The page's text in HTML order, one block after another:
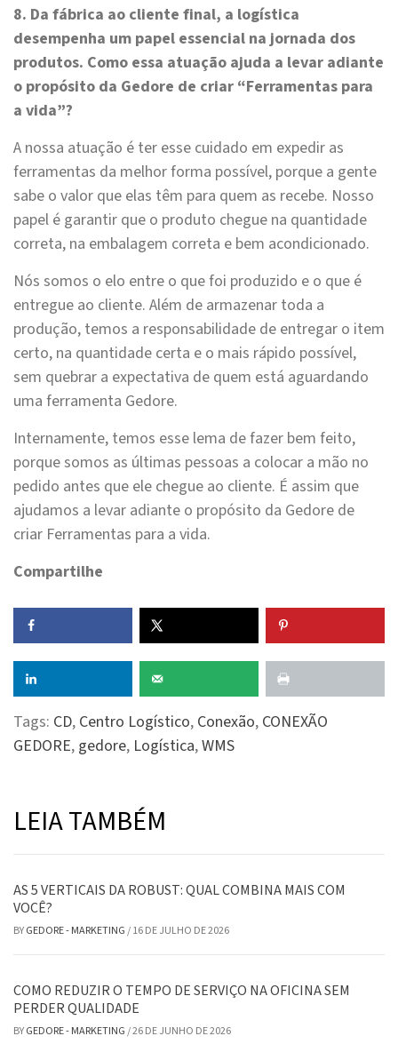
8. Da fábrica ao cliente final, a logística
desempenha um papel essencial na jornada dos
produtos. Como essa atuação ajuda a levar adiante
o propósito da Gedore de criar “Ferramentas para
a vida”?
A nossa atuação é ter esse cuidado em expedir as
ferramentas da melhor forma possível, porque a gente
sabe o valor que elas têm para quem as recebe. Nosso
papel é garantir que o produto chegue na quantidade
correta, na embalagem correta e bem acondicionado.
Nós somos o elo entre o que foi produzido e o que é
entregue ao cliente. Além de armazenar toda a
produção, temos a responsabilidade de entregar o item
certo, na quantidade certa e o mais rápido possível,
sem quebrar a expectativa de quem está aguardando
uma ferramenta Gedore.
Internamente, temos esse lema de fazer bem feito,
porque somos as últimas pessoas a colocar a mão no
pedido antes que ele chegue ao cliente. É assim que
ajudamos a levar adiante o propósito da Gedore de
criar Ferramentas para a vida.
Compartilhe
Tags: CD, Centro Logístico, Conexão, CONEXÃO
GEDORE, gedore, Logística,WMS
LEIA TAMBÉM
AS 5 VERTICAIS DA ROBUST: QUAL COMBINA MAIS COM
VOCÊ?
BYGEDORE - MARKETING/16 DE JULHO DE 2026
COMO REDUZIR O TEMPO DE SERVIÇO NA OFICINA SEM
PERDER QUALIDADE
BYGEDORE - MARKETING/26 DE JUNHO DE 2026